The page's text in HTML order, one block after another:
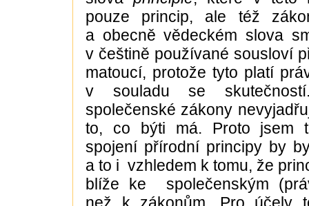
pouze princip, ale též
a obecně vědeckém slova
v češtině používané sousloví
matoucí, protože tyto platí
v souladu se
společenské zákony
to, co býti má. Proto jsem
spojení přírodní principy by
a to i vzhledem k tomu, že
blíže ke společenským